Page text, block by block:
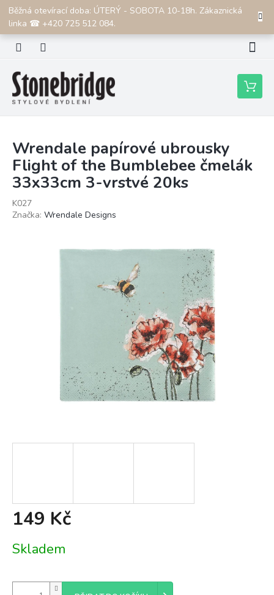
Přejít
obsah
Běžná otevírací doba: ÚTERÝ - SOBOTA 10-18h. Zákaznická
linka ☎ +420 725 512 084.
CZK
Nákupní
košík
Wrendale papírové ubrousky
Flight of the Bumblebee čmelák
33x33cm 3-vrstvé 20ks
K027
Značka: Wrendale Designs
149 Kč
cena:
Skladem